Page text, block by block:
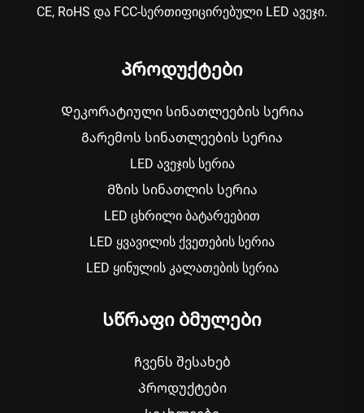
CE, RoHS და FCC-სერთიფიცირებული LED ავეჯი.
Პროდუქტები
Დეკორატიული სინათლეების სერია
Გარემოს სინათლეების სერია
LED ავეჯის სერია
Მზის სინათლის სერია
LED ცხრილი ბატარეებით
LED ყვავილის ქვეთების სერია
LED ყინულის კალათების სერია
Სწრაფი ბმულები
Ჩვენს შესახებ
Პროდუქტები